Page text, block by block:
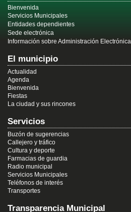
Bienvenida
Servicios Municipales
Entidades dependientes
Sede electrónica
Información sobre Administración Electrónica
El municipio
Actualidad
Agenda
Bienvenida
Fiestas
La ciudad y sus rincones
Servicios
Buzón de sugerencias
Callejero y tráfico
Cultura y deporte
Farmacias de guardia
Radio municipal
Servicios Municipales
Teléfonos de interés
Transportes
Transparencia Municipal